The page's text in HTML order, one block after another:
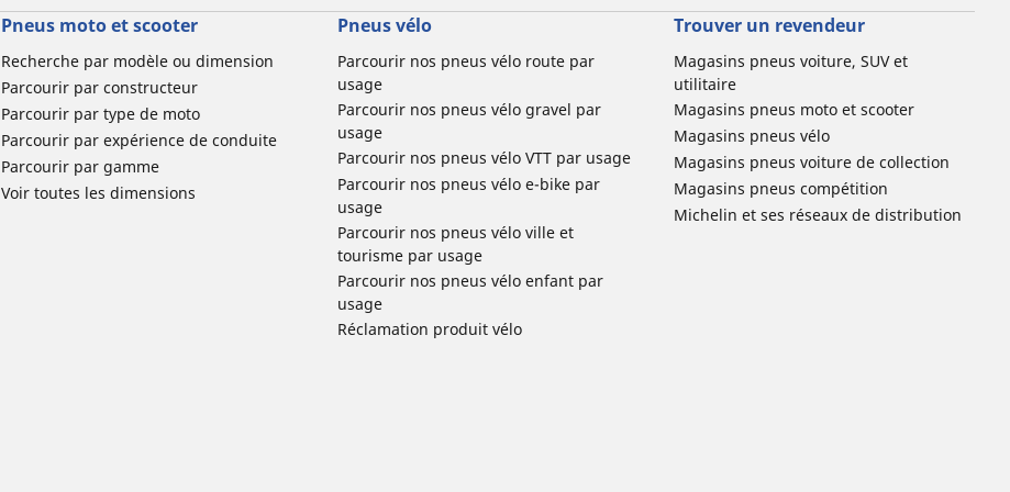
Pneus moto et scooter
Recherche par modèle ou dimension
Parcourir par constructeur
Parcourir par type de moto
Parcourir par expérience de conduite
Parcourir par gamme
Voir toutes les dimensions
Pneus vélo
Parcourir nos pneus vélo route par
usage
Parcourir nos pneus vélo gravel par
usage
Parcourir nos pneus vélo VTT par usage
Parcourir nos pneus vélo e-bike par
usage
Parcourir nos pneus vélo ville et
tourisme par usage
Parcourir nos pneus vélo enfant par
usage
Réclamation produit vélo
Trouver un revendeur
Magasins pneus voiture, SUV et
utilitaire
Magasins pneus moto et scooter
Magasins pneus vélo
Magasins pneus voiture de collection
Magasins pneus compétition
Michelin et ses réseaux de distribution